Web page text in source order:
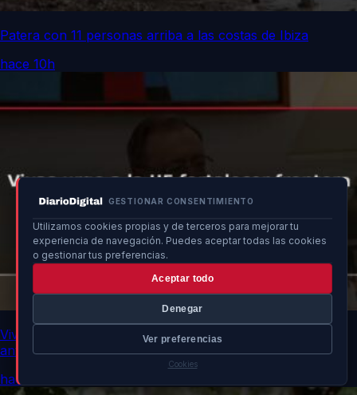
GESTIONAR CONSENTIMIENTO
Utilizamos cookies propias y de terceros para mejorar tu
experiencia de navegación. Puedes aceptar todas las cookies
o gestionar tus preferencias.
Aceptar todo
Denegar
Ver preferencias
Cookies
Patera con 11 personas arriba a las costas de Ibiza
hace 10h
Vivas urge a la UE fortalecer frontera por vulnerabilidad
ante Marruecos
hace 10h